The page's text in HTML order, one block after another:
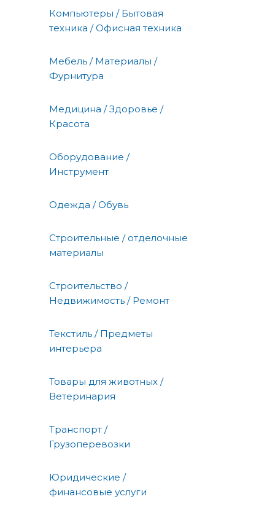
Компьютеры / Бытовая
техника / Офисная техника
Мебель / Материалы /
Фурнитура
Медицина / Здоровье /
Красота
Оборудование /
Инструмент
Одежда / Обувь
Строительные / отделочные
материалы
Строительство /
Недвижимость / Ремонт
Текстиль / Предметы
интерьера
Товары для животных /
Ветеринария
Транспорт /
Грузоперевозки
Юридические /
финансовые услуги